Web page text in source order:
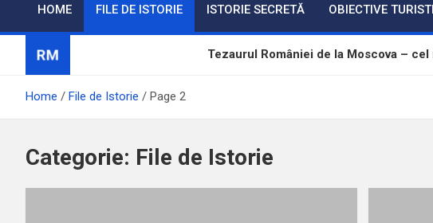
HOME FILE DE ISTORIE ISTORIE SECRETĂ OBIECTIVE
RM Tezaurul României de la Moscova –
Home File de Istorie Page 2
Categorie: File de Istorie